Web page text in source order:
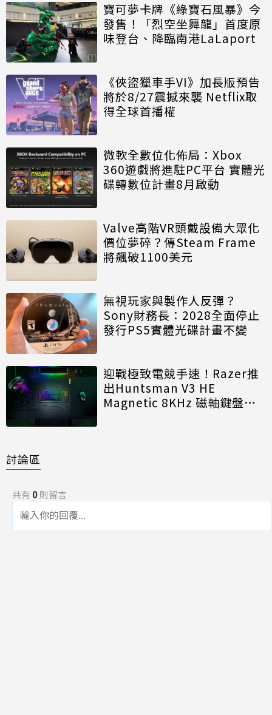
寶可夢卡牌《綠寶石風暴》今
發售！「烈空坐舞龍」首度原
味登台、降臨南港LaLaport
《俠盜獵車手VI》加長版預告
將於8/27震撼來襲 Netflix取
得全球首播權
微軟全數位化佈局：Xbox
360遊戲將進駐PC平台 實體光
碟轉數位計畫8月啟動
Valve高階VR頭戴設備大眾化
價位夢碎？傳Steam Frame
將飆破1100美元
無視玩家與製作人反彈？
Sony財務長：2028全面停止
發行PS5實體光碟計畫不變
迎戰極致電競手速！Razer推
出Huntsman V3 HE
Magnetic 8KHz 磁軸鍵盤效
討論區
共有 0則留言